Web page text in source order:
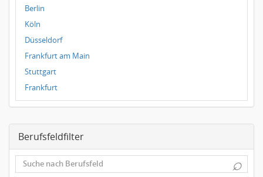
Berlin
Köln
Düsseldorf
Frankfurt am Main
Stuttgart
Frankfurt
Dresden
Leipzig
Dortmund
Wuppertal
Berufsfeldfilter
⌕